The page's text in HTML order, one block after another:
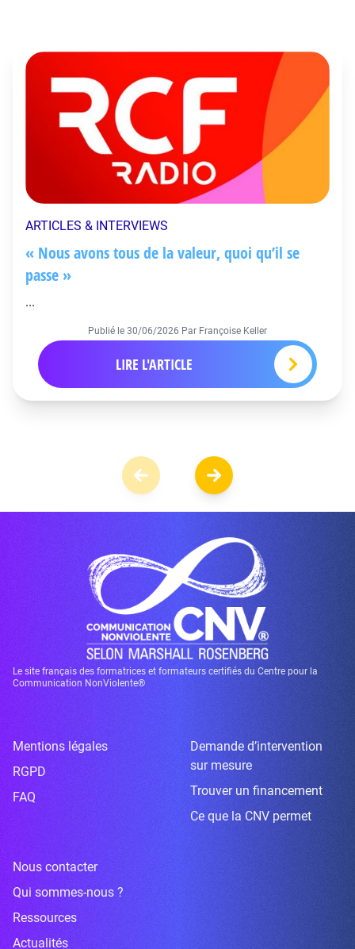
ARTICLES & INTERVIEWS
« Nous avons tous de la valeur, quoi qu’il se
passe »
...
Publié le 30/06/2026 Par Françoise Keller
LIRE L'ARTICLE
Le site français des formatrices et formateurs certifiés du Centre pour la
Communication NonViolente®
Mentions légales
RGPD
FAQ
Demande d’intervention
sur mesure
Trouver un financement
Ce que la CNV permet
Nous contacter
Qui sommes-nous ?
Ressources
Actualités